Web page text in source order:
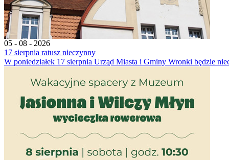
05 - 08 - 2026
17 sierpnia ratusz nieczynny
W poniedziałek 17 sierpnia Urząd Miasta i Gminy Wronki będzie